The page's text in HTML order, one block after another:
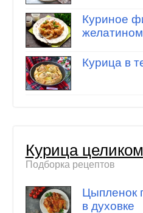
Куриное
Курица в
Курица целиком
Подборка рецептов
Цыпленок
в духовке